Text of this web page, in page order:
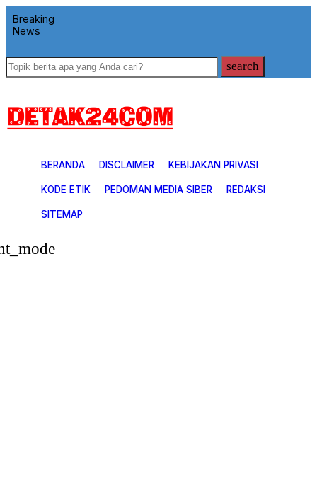
Breaking
News
search
BERANDA DISCLAIMER KEBIJAKAN PRIVASI
KODE ETIK PEDOMAN MEDIA SIBER REDAKSI
SITEMAP